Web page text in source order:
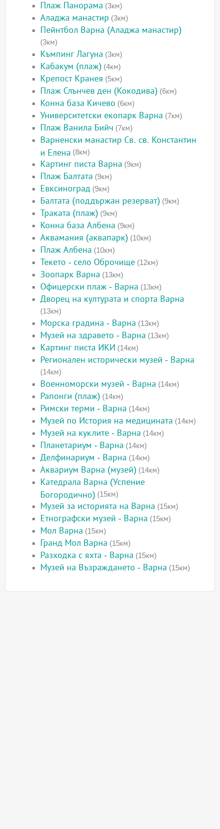
Плаж Панорама (3км)
Аладжа манастир (3км)
Пейнтбол Варна (Аладжа манастир)
(3км)
Къмпинг Лагуна (3км)
Кабакум (плаж) (4км)
Крепост Кранея (5км)
Плаж Слънчев ден (Кокодива) (6км)
Конна база Кичево (6км)
Университетски екопарк Варна (7км)
Плаж Ванила Бийч (7км)
Варненски манастир Св. св. Константин
и Елена (8км)
Картинг писта Варна (9км)
Плаж Балтата (9км)
Евксиноград (9км)
Балтата (поддържан резерват) (9км)
Траката (плаж) (9км)
Конна база Албена (9км)
Аквамания (аквапарк) (10км)
Плаж Албена (10км)
Текето - село Оброчище (12км)
Зоопарк Варна (13км)
Офицерски плаж - Варна (13км)
Дворец на културата и спорта Варна
(13км)
Морска градина - Варна (13км)
Музей на здравето - Варна (13км)
Картинг писта ИКИ (14км)
Регионален исторически музей - Варна
(14км)
Военноморски музей - Варна (14км)
Рапонги (плаж) (14км)
Римски терми - Варна (14км)
Музей по История на медицината (14км)
Музей на куклите - Варна (14км)
Планетариум - Варна (14км)
Делфинариум - Варна (14км)
Аквариум Варна (музей) (14км)
Катедрала Варна (Успение
Богородично) (15км)
Музей за историята на Варна (15км)
Етнографски музей - Варна (15км)
Мол Варна (15км)
Гранд Мол Варна (15км)
Разходка с яхта - Варна (15км)
Музей на Възраждането - Варна (15км)